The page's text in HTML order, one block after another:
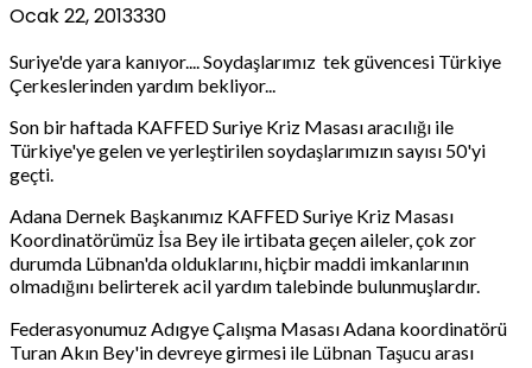
Ocak 22, 2013330
Suriye'de yara kanıyor.... Soydaşlarımız tek güvencesi Türkiye
Çerkeslerinden yardım bekliyor...
Son bir haftada KAFFED Suriye Kriz Masası aracılığı ile
Türkiye'ye gelen ve yerleştirilen soydaşlarımızın sayısı 50'yi
geçti.
Adana Dernek Başkanımız KAFFED Suriye Kriz Masası
Koordinatörümüz İsa Bey ile irtibata geçen aileler, çok zor
durumda Lübnan'da olduklarını, hiçbir maddi imkanlarının
olmadığını belirterek acil yardım talebinde bulunmuşlardır.
Federasyonumuz Adıgye Çalışma Masası Adana koordinatörü
Turan Akın Bey'in devreye girmesi ile Lübnan Taşucu arası